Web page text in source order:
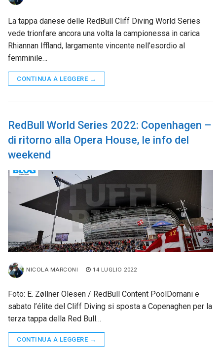
La tappa danese delle RedBull Cliff Diving World Series
vede trionfare ancora una volta la campionessa in carica
Rhiannan Iffland, largamente vincente nell’esordio al
femminile…
CONTINUA A LEGGERE →
RedBull World Series 2022: Copenhagen –
di ritorno alla Opera House, le info del
weekend
NICOLA MARCONI 14 LUGLIO 2022
Foto: E. Zøllner Olesen / RedBull Content PoolDomani e
sabato l’élite del Cliff Diving si sposta a Copenaghen per la
terza tappa della Red Bull…
CONTINUA A LEGGERE →